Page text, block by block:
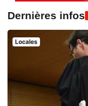
Dernières infos
Locales